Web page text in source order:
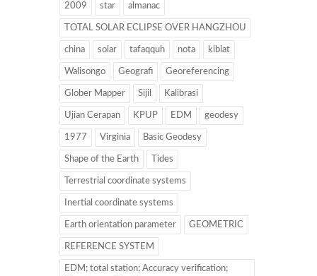
2009 star almanac
TOTAL SOLAR ECLIPSE OVER HANGZHOU
china solar tafaqquh nota kiblat
Walisongo Geografi Georeferencing
Glober Mapper Sijil Kalibrasi
Ujian Cerapan KPUP EDM geodesy
1977 Virginia Basic Geodesy
Shape of the Earth Tides
Terrestrial coordinate systems
Inertial coordinate systems
Earth orientation parameter GEOMETRIC
REFERENCE SYSTEM
EDM; total station; Accuracy verification;